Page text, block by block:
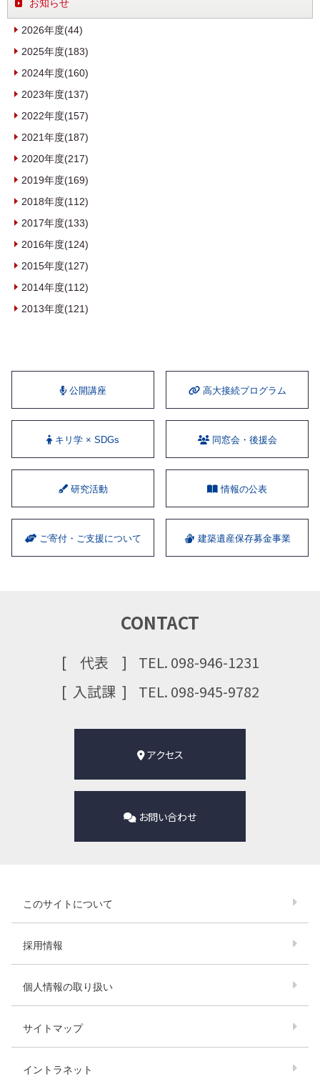
お知らせ
2026年度(44)
2025年度(183)
2024年度(160)
2023年度(137)
2022年度(157)
2021年度(187)
2020年度(217)
2019年度(169)
2018年度(112)
2017年度(133)
2016年度(124)
2015年度(127)
2014年度(112)
2013年度(121)
公開講座 ⾼⼤接続プログラム
キリ学 × SDGs 同窓会・後援会
研究活動 情報の公表
ご寄付・ご支援について 建築遺産保存募金事業
CONTACT
代表
TEL. 098-946-1231
⼊試課
TEL. 098-945-9782
アクセス
お問い合わせ
このサイトについて
採用情報
個人情報の取り扱い
サイトマップ
イントラネット